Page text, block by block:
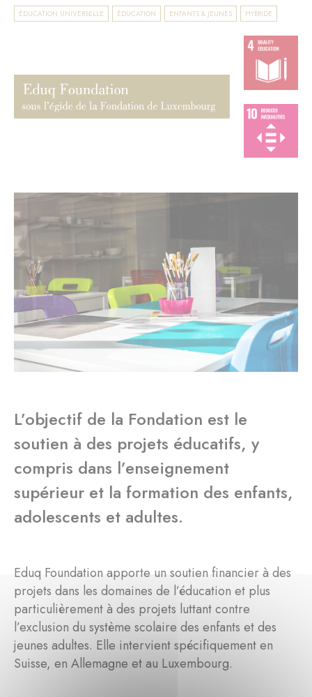
ÉDUCATION UNIVERSELLE ÉDUCATION ENFANTS & JEUNES HYBRIDE
L’objectif de la Fondation est le
soutien à des projets éducatifs, y
compris dans l’enseignement
supérieur et la formation des enfants,
adolescents et adultes.
Eduq Foundation apporte un soutien financier à des
projets dans les domaines de l’éducation et plus
particulièrement à des projets luttant contre
l’exclusion du système scolaire des enfants et des
jeunes adultes. Elle intervient spécifiquement en
Suisse, en Allemagne et au Luxembourg.